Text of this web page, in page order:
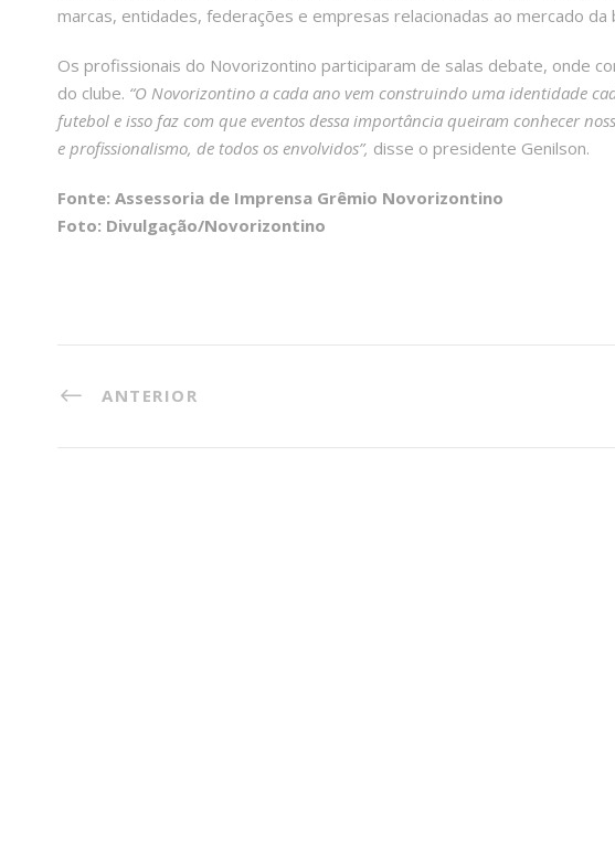
marcas, entidades, federações e empresas relacionadas ao mercado da
Os profissionais do Novorizontino participaram de salas debate, onde
do clube. “O Novorizontino a cada ano vem construindo uma identidade
futebol e isso faz com que eventos dessa importância queiram conhecer
e profissionalismo, de todos os envolvidos”, disse o presidente Genilson.
Fonte: Assessoria de Imprensa Grêmio Novorizontino
Foto: Divulgação/Novorizontino
ANTERIOR